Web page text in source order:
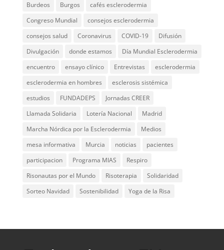
Burdeos
Burgos
cafés esclerodermia
Congreso Mundial
consejos esclerodermia
consejos salud
Coronavirus COVID-19
Difusión
Divulgación
donde estamos
Día Mundial Esclerodermia
encuentro
ensayo clínico Entrevistas
esclerodermia
esclerodermia en hombres
esclerosis sistémica
estudios
FUNDADEPS
Jornadas CREER
Llamada Solidaria
Lotería Nacional
Madrid
Marcha Nórdica por la Esclerodermia
Medios
mesa informativa
Murcia noticias
pacientes
participacion
Programa MIAS
Respiro
Risonautas por el Mundo
Risoterapia
Solidaridad
Sorteo Navidad
Sostenibilidad Yoga de la Risa